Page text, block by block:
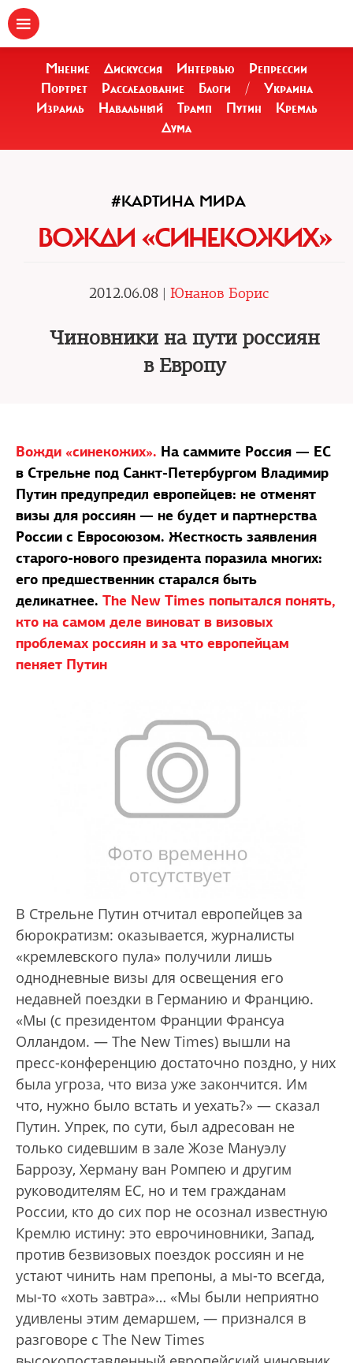
Мнение Дискуссия Интервью
Репрессии
Портрет
Расследование Блоги /
Украина
Израиль
Навальный Трамп Путин
Кремль
Дума
#КАРТИНА МИРА
ВОЖДИ «СИНЕКОЖИХ»
2012.06.08 | Юнанов Борис
Чиновники на пути россиян
в Европу
Вожди «синекожих». На саммите Россия — ЕС
в Стрельне под Санкт-Петербургом Владимир
Путин предупредил европейцев: не отменят
визы для россиян — не будет и партнерства
России с Евросоюзом. Жесткость заявления
старого-нового президента поразила многих:
его предшественник старался быть
деликатнее. The New Times попытался понять,
кто на самом деле виноват в визовых
проблемах россиян и за что европейцам
пеняет Путин
В Стрельне Путин отчитал европейцев за
бюрократизм: оказывается, журналисты
«кремлевского пула» получили лишь
однодневные визы для освещения его
недавней поездки в Германию и Францию.
«Мы (с президентом Франции Франсуа
Олландом. — The New Times) вышли на
пресс-конференцию достаточно поздно, у них
была угроза, что виза уже закончится. Им
что, нужно было встать и уехать?» — сказал
Путин. Упрек, по сути, был адресован не
только сидевшим в зале Жозе Мануэлу
Баррозу, Херману ван Ромпею и другим
руководителям ЕС, но и тем гражданам
России, кто до сих пор не осознал известную
Кремлю истину: это еврочиновники, Запад,
против безвизовых поездок россиян и не
устают чинить нам препоны, а мы-то всегда,
мы-то «хоть завтра»… «Мы были неприятно
удивлены этим демаршем, — признался в
разговоре с The New Times